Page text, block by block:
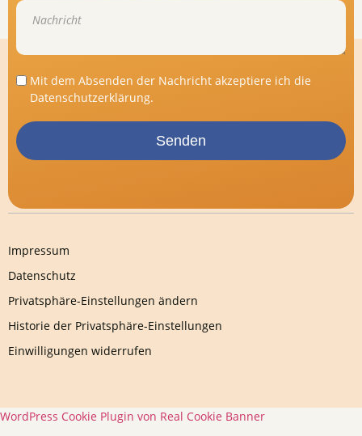
Mit dem Absenden der Nachricht akzeptiere ich die
Datenschutzerklärung.
Senden
Impressum
Datenschutz
Privatsphäre-Einstellungen ändern
Historie der Privatsphäre-Einstellungen
Einwilligungen widerrufen
WordPress Cookie Plugin von Real Cookie Banner